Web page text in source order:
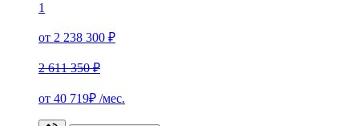
1
от 2 238 300 ₽
2 611 350 ₽
от 40 719₽ /мес.